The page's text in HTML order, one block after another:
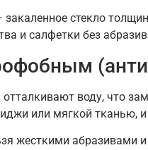
стекло
и салфетки без
воду, что
или мягкой тканью,
жесткими абразивами